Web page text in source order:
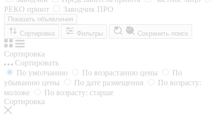
РЕКО приют
Заводчик ПРО
Показать объявления
Сортировка
Фильтры Сохранить поиск
Сортировка
Сортировать
По умолчанию
По возрастанию цены
По
убыванию цены
По дате размещения
По возрасту:
моложе
По возрасту: старше
Сортировка